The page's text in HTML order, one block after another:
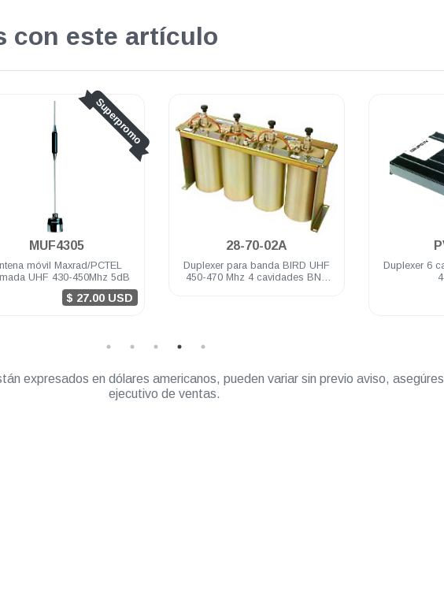
con este artículo
Superpromo
MUF4305
móvil Maxrad/PCTEL
UHF 430-450Mhz 5dB
$ 27.00 USD
28-70-02A
Duplexer para banda BIRD UHF
450-470 Mhz 4 cavidades BNC
Duplexer 6
expresados en dólares americanos, pueden variar sin previo aviso,
ejecutivo de ventas.